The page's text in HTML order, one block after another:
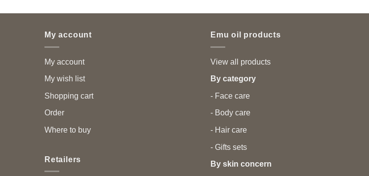
My account
My account
My wish list
Shopping cart
Order
Where to buy
Retailers
Emu oil products
View all products
By category
- Face care
- Body care
- Hair care
- Gifts sets
By skin concern